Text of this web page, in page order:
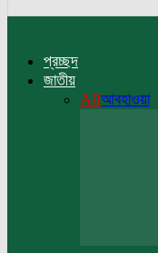
প্রচ্ছদ
জাতীয়
Allআবহাওয়া